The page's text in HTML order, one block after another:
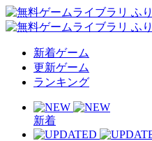
新着ゲーム
更新ゲーム
ランキング
新着